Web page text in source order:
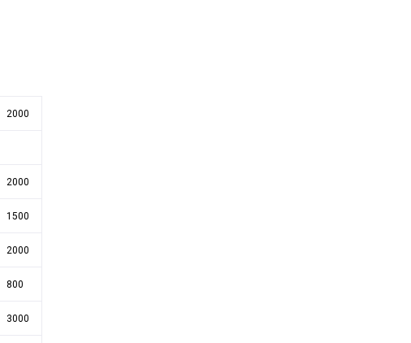
2000
2000
1500
2000
800
3000